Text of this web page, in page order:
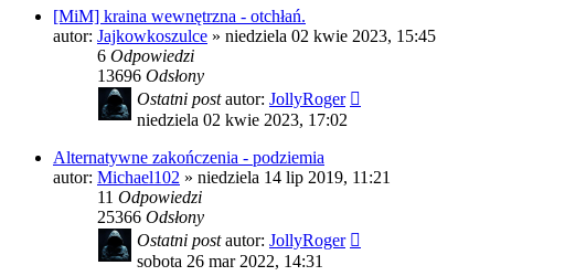
[MiM] kraina wewnętrzna - otchłań.
autor: Jajkowkoszulce » niedziela 02 kwie 2023, 15:45
6 Odpowiedzi
13696 Odsłony
Ostatni postautor: JollyRoger
niedziela 02 kwie 2023, 17:02
Alternatywne zakończenia - podziemia
autor: Michael102 » niedziela 14 lip 2019, 11:21
11 Odpowiedzi
25366 Odsłony
Ostatni postautor: JollyRoger
sobota 26 mar 2022, 14:31